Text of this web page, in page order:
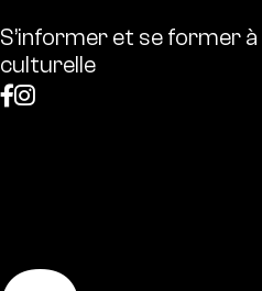
S’informer et se former à
culturelle